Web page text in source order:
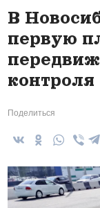
В
первую
контроля
Поделиться